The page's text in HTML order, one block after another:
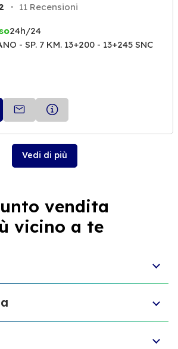
11 Recensioni
24h/24
- SP. 7 KM. 13+200 - 13+245 SNC
Vedi di più
vendita
vicino a te
Emilia